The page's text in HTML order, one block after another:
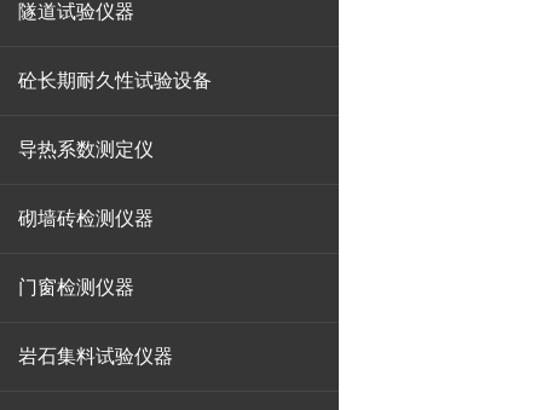
隧道试验仪器
砼长期耐久性试验设备
导热系数测定仪
砌墙砖检测仪器
门窗检测仪器
岩石集料试验仪器